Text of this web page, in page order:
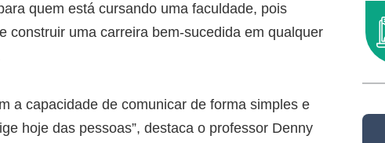
quem está cursando uma faculdade, pois
construir uma carreira bem-sucedida em qualquer
a capacidade de comunicar de forma simples e
hoje das pessoas”, destaca o professor Denny